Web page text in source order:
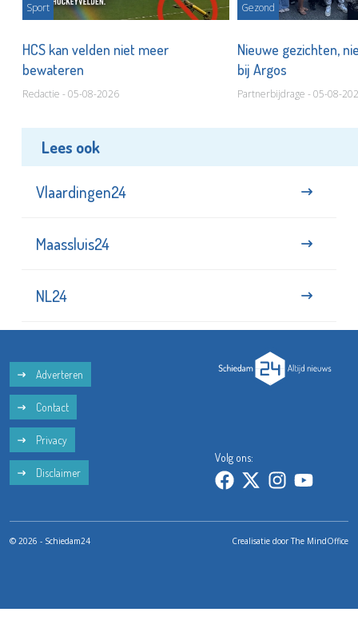
Sport
HCS kan velden niet meer
bewateren
Redactie - 05-08-2026
Gezond
Nieuwe gezichten,
bij Argos
Partnerbijdrage - 05-08-
Lees ook
Vlaardingen24
Maassluis24
NL24
Adverteren
Contact
Privacy
Disclaimer
Volg ons:
© 2026 - Schiedam24 Crealisatie doorThe MindOffice